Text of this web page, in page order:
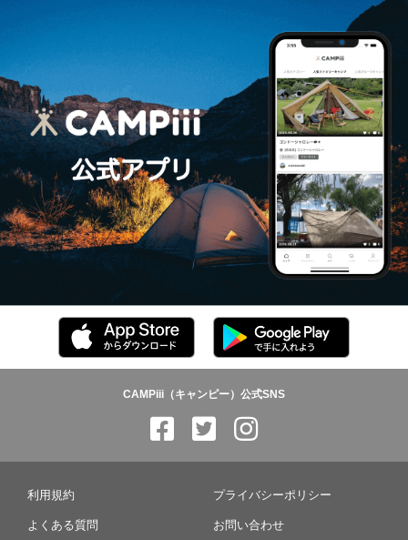
CAMPiii（キャンピー）公式SNS
利用規約 プライバシーポリシー
よくある質問 お問い合わせ